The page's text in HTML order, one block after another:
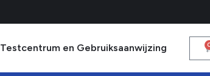
Testcentrum en Gebruiksaanwijzing